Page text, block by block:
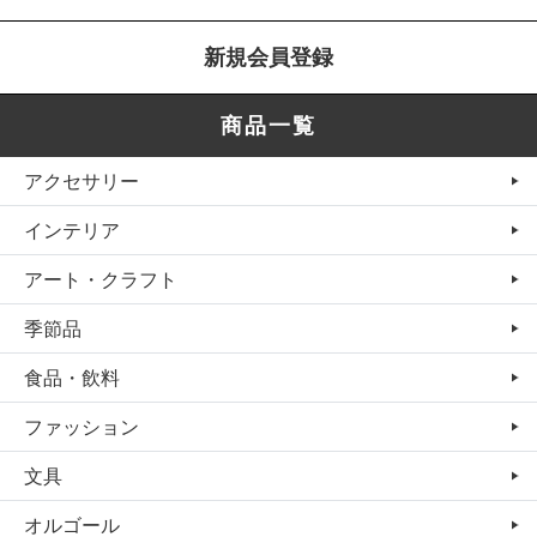
新規会員登録
商品一覧
アクセサリー
インテリア
アート・クラフト
季節品
食品・飲料
ファッション
文具
オルゴール